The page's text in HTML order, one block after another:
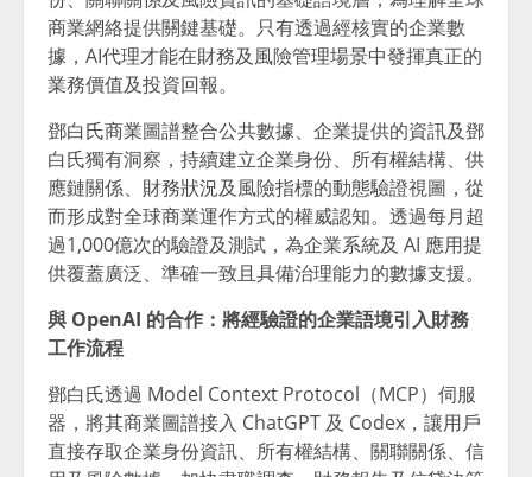
商業網絡提供關鍵基礎。只有透過經核實的企業數
據，AI代理才能在財務及風險管理場景中發揮真正的
業務價值及投資回報。
鄧白氏商業圖譜整合公共數據、企業提供的資訊及鄧
白氏獨有洞察，持續建立企業身份、所有權結構、供
應鏈關係、財務狀況及風險指標的動態驗證視圖，從
而形成對全球商業運作方式的權威認知。透過每月超
過1,000億次的驗證及測試，為企業系統及 AI 應用提
供覆蓋廣泛、準確一致且具備治理能力的數據支援。
與 OpenAI 的合作：將經驗證的企業語境引入財務
工作流程
鄧白氏透過 Model Context Protocol（MCP）伺服
器，將其商業圖譜接入 ChatGPT 及 Codex，讓用戶
直接存取企業身份資訊、所有權結構、關聯關係、信